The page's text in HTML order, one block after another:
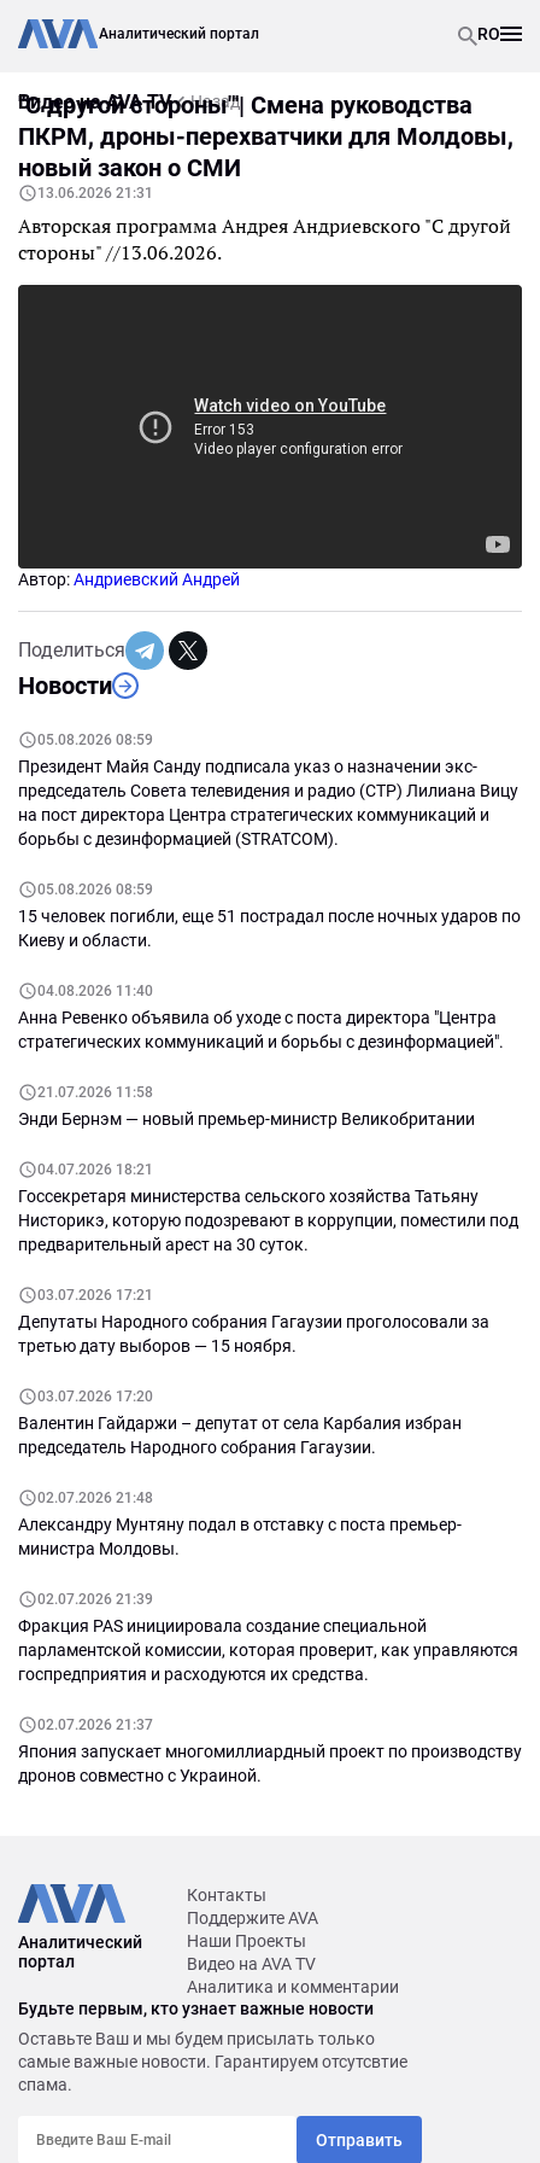
Аналитический портал RO
Видео на AVA TV Назад
Новости
05.08.2026 08:59
Президент Майя Санду подписала указ о назначении экс-
председатель Совета телевидения и радио (СТР) Лилиана Вицу
на пост директора Центра стратегических коммуникаций и
борьбы с дезинформацией (STRATCOM).
05.08.2026 08:59
15 человек погибли, еще 51 пострадал после ночных ударов по
Киеву и области.
04.08.2026 11:40
Анна Ревенко объявила об уходе с поста директора "Центра
стратегических коммуникаций и борьбы с дезинформацией".
21.07.2026 11:58
Энди Бернэм — новый премьер-министр Великобритании
04.07.2026 18:21
Госсекретаря министерства сельского хозяйства Татьяну
Нисторикэ, которую подозревают в коррупции, поместили под
предварительный арест на 30 суток.
03.07.2026 17:21
Депутаты Народного собрания Гагаузии проголосовали за
третью дату выборов — 15 ноября.
03.07.2026 17:20
Валентин Гайдаржи – депутат от села Карбалия избран
председатель Народного собрания Гагаузии.
02.07.2026 21:48
Александру Мунтяну подал в отставку с поста премьер-
министра Молдовы.
02.07.2026 21:39
Фракция PAS инициировала создание специальной
парламентской комиссии, которая проверит, как управляются
госпредприятия и расходуются их средства.
02.07.2026 21:37
Япония запускает многомиллиардный проект по производству
дронов совместно с Украиной.
"С другой стороны"'| Смена руководства
ПКРМ, дроны-перехватчики для Молдовы,
новый закон о СМИ
13.06.2026 21:31
Авторская программа Андрея Андриевского "С другой
стороны" //13.06.2026.
Автор:Андриевский Андрей
Поделиться
Аналитический
портал
Контакты
Поддержите AVA
Наши Проекты
Видео на AVA TV
Аналитика и комментарии
Будьте первым, кто узнает важные новости
Оставьте Ваш и мы будем присылать только
самые важные новости. Гарантируем отсутсвтие
спама.
Отправить